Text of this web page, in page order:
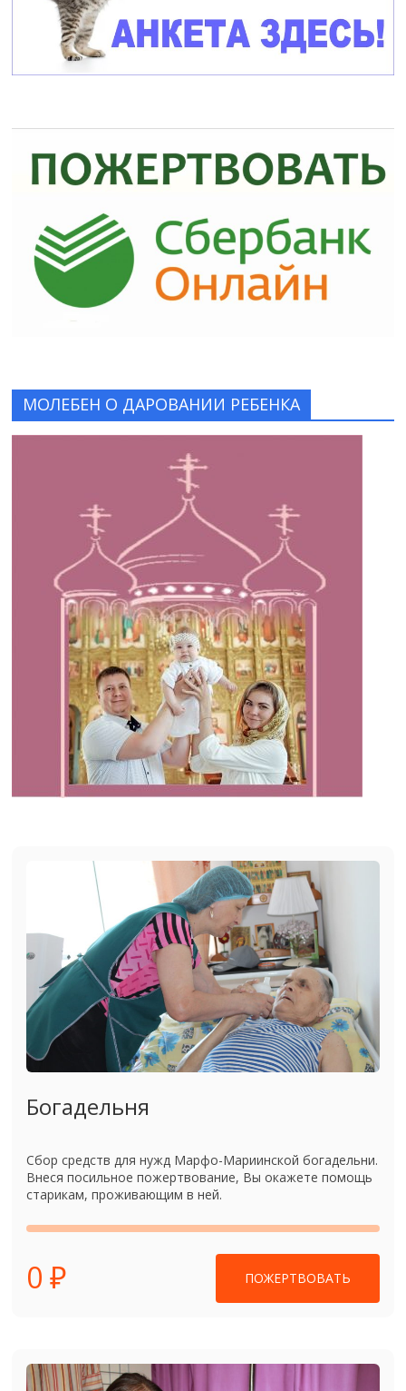
МОЛЕБЕН О ДАРОВАНИИ РЕБЕНКА
Богадельня
Сбор средств для нужд Марфо-Мариинской богадельни.
Внеся посильное пожертвование, Вы окажете помощь
старикам, проживающим в ней.
0 ₽ ПОЖЕРТВОВАТЬ